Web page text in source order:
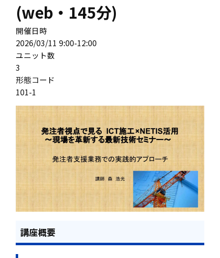
(web・145分)
開催日時
2026/03/11 9:00-12:00
ユニット数
3
形態コード
101-1
講座概要